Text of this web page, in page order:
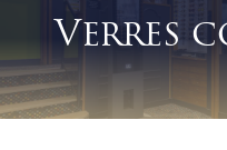
Verres